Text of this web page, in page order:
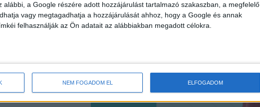
alábbi, a Google részére adott hozzájárulást tartalmazó szakaszban, a megfelelő
vagy megtagadhatja a hozzájárulását ahhoz, hogy a Google és annak
felhasználják az Ön adatait az alábbiakban megadott célokra.
NEM FOGADOM EL ELFOGADOM